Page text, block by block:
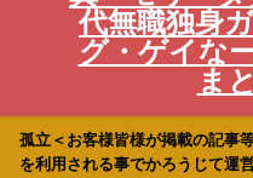
代無職独身
グ・ゲイな
ま
孤立＜お客様皆様が掲載の記事
を利用される事でかろうじて運